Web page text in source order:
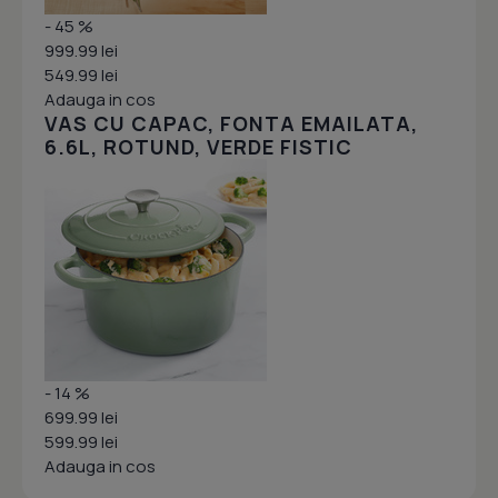
- 45 %
999.99 lei
549.99 lei
Adauga in cos
VAS CU CAPAC, FONTA EMAILATA,
6.6L, ROTUND, VERDE FISTIC
- 14 %
699.99 lei
599.99 lei
Adauga in cos